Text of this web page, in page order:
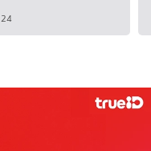
24